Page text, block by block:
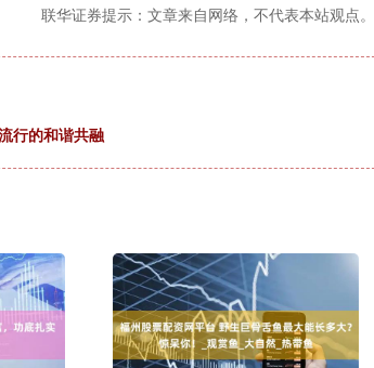
联华证券提示：文章来自网络，不代表本站观点。
行的和谐共融